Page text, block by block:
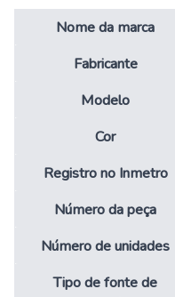
Nome da marca
Fabricante
Modelo
Cor
Registro no Inmetro
Número da peça
Número de unidades
Tipo de fonte de